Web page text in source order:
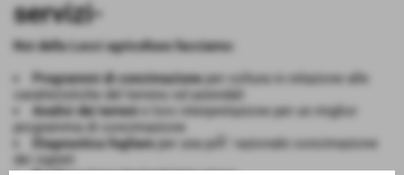
servizi-
Noi della Locci agricoltura facciamo:
Programmi di concimazioneper coltura in relazione alle
caratteristiche del terreno ed aziendali
Analisi dei terreni
e loro interpretazione per un miglior
programma di concimazione
Diagnostica fogliare per una piÃ¹ razionale concimazione
dei vigneti